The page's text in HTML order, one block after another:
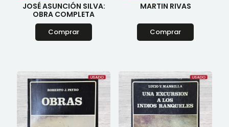
JOSÉ ASUNCIÓN SILVA:
OBRA COMPLETA
Comprar
MARTIN RIVAS
Comprar